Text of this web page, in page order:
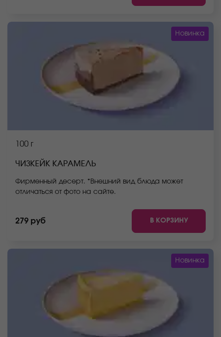
Новинка
100 г
ЧИЗКЕЙК КАРАМЕЛЬ
Фирменный десерт. *Внешний вид блюда может
отличаться от фото на сайте.
279 руб В КОРЗИНУ
Новинка